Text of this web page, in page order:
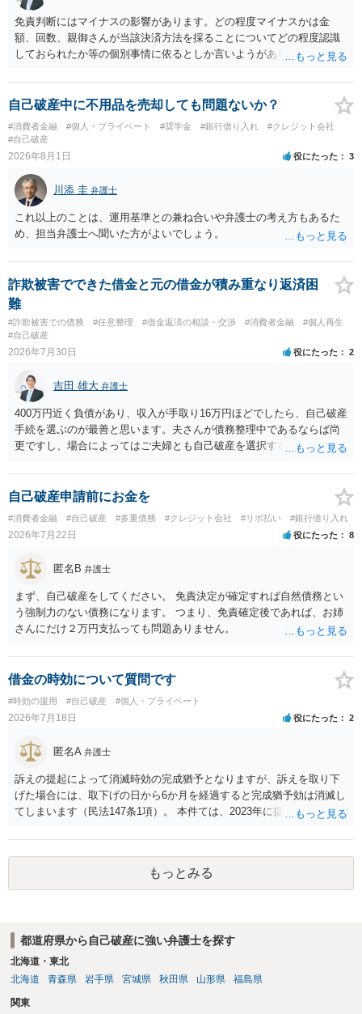
免責判断にはマイナスの影響があります。どの程度マイナスかは金
額、回数、親御さんが当該決済方法を採ることについてどの程度認識
しておられたか等の個別事情に依るとしか言いようがありません。 と
なって相談し、善後策を考えることをお勧めします。
自己破産中に不用品を売却しても問題ないか？
#消費者金融 #個人・プライベート #奨学金 #銀行借り入れ
#クレジット会社
#自己破産
2026年8月1日 役にたった 3
川添 圭 弁護士
これ以上のことは、運用基準との兼ね合いや弁護士の考え方もあるた
め、担当弁護士へ聞いた方がよいでしょう。
詐欺被害でできた借金と元の借金が積み重なり返済困
難
#詐欺被害での債務 #任意整理 #借金返済の相談・交渉 #消費者金融
#個人再生
#自己破産
2026年7月30日 役にたった 2
吉田 雄大 弁護士
400万円近く負債があり、収入が手取り16万円ほどでしたら、自己破産
手続を選ぶのが最善と思います。夫さんが債務整理中であるならば尚
更ですし、場合によってはご夫婦とも自己破産を選択する方法もある
自己破産申請前にお金を
#消費者金融 #自己破産 #多重債務 #クレジット会社 #リボ払い #銀行借り入れ
2026年7月22日 役にたった 8
匿名B 弁護士
まず、自己破産をしてください。 免責決定が確定すれば自然債務とい
う強制力のない債務になります。 つまり、免責確定後であれば、お姉
さんにだけ２万円支払っても問題ありません。
借金の時効について質問です
#時効の援用 #自己破産 #個人・プライベート
2026年7月18日 役にたった 2
匿名A 弁護士
訴えの提起によって消滅時効の完成猶予となりますが、訴えを取り下
げた場合には、取下げの日から6か月を経過すると完成猶予効は消滅し
てしまいます（民法147条1項）。 本件ては、2023年に提訴された債権
権者については取下げ日から6か月以内に再提訴しなければやはり時効
は更新しないことになります。ただし、消滅時効の起算点は、不払い
日ではなく期限の利益喪失日（通常は所定の分割の支払期日から1～2
か月程度経過しても支払いがなければ一括返済可能という契約になっ
もっとみる
都道府県から自己破産に強い弁護士を探す
北海道・東北
北海道
青森県 岩手県 宮城県 秋田県 山形県 福島県
関東